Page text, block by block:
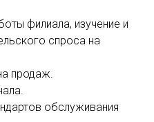
филиала, изучение и
спроса на
продаж.
обслуживания